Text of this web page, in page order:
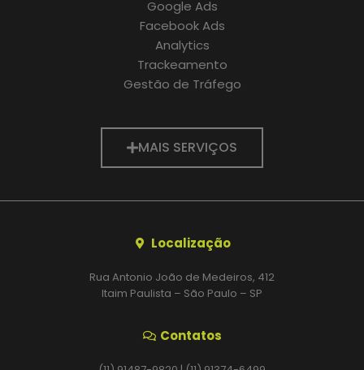
Google Ads
Facebook Ads
Analytics
Trackeamento
Gestão de Tráfego
MAIS SERVIÇOS
Localização
Rua Antonio João de Medeiros, 412
Itaim Paulista – São Paulo – SP
Contatos